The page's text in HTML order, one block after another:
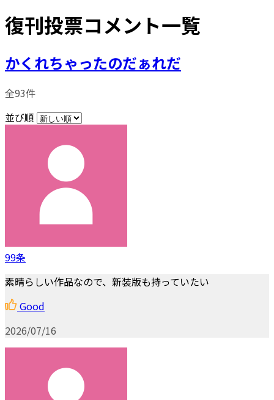
復刊投票コメント一覧
かくれちゃったのだぁれだ
全93件
並び順
99条
素晴らしい作品なので、新装版も持っていたい
Good
2026/07/16